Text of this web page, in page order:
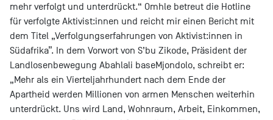
mehr verfolgt und unterdrückt.“ Omhle betreut die Hotline
für verfolgte Aktivist:innen und reicht mir einen Bericht mit
dem Titel „Verfolgungserfahrungen von Aktivist:innen in
Südafrika”. In dem Vorwort von S’bu Zikode, Präsident der
Landlosenbewegung Abahlali baseMjondolo, schreibt er:
„Mehr als ein Vierteljahrhundert nach dem Ende der
Apartheid werden Millionen von armen Menschen weiterhin
unterdrückt. Uns wird Land, Wohnraum, Arbeit, Einkommen,